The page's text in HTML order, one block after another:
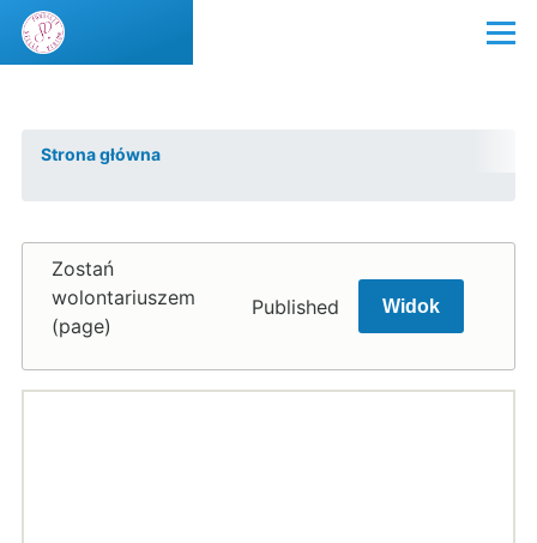
Przejdź do treści
Menu
Strona główna
Zostań
wolontariuszem
(page)
Published Widok